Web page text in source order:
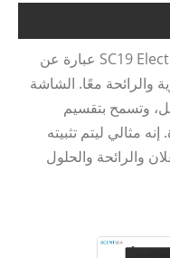
SC19 Electric Hotel Fragrance Oil Diffuser عبارة عن
والرائحة معًا. الشاشة
وتسمح بتقسيم
مثالي ليتم تثبيته
والرائحة والحلول